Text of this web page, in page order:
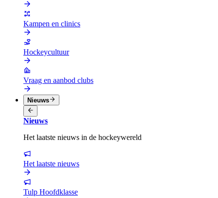
Kampen en clinics
Hockeycultuur
Vraag en aanbod clubs
Nieuws
Nieuws
Het laatste nieuws in de hockeywereld
Het laatste nieuws
Tulp Hoofdklasse